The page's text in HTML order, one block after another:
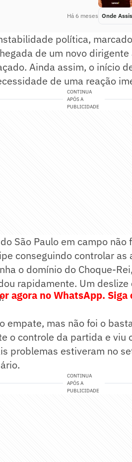
Há 6 meses Onde
política,
de um novo
Ainda assim, o início
de uma reação
CONTINUA
APÓS A
PUBLICIDADE
São Paulo em campo não
conseguindo controlar as
o domínio do Choque-
rapidamente. Um
agora no WhatsApp. Siga
empate, mas não foi o
o controle da partida e viu
problemas estiveram no
CONTINUA
APÓS A
PUBLICIDADE